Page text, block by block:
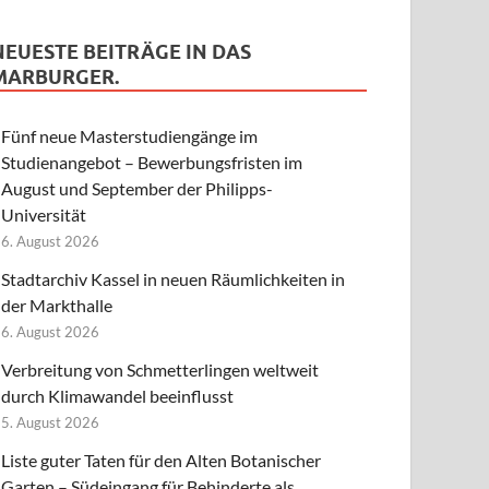
BEITRÄGE IN DAS
Fünf neue Masterstudiengänge im
Studienangebot – Bewerbungsfristen im
August und September der Philipps-
Universität
6. August 2026
Stadtarchiv Kassel in neuen Räumlichkeiten in
der Markthalle
6. August 2026
Verbreitung von Schmetterlingen weltweit
durch Klimawandel beeinflusst
5. August 2026
Liste guter Taten für den Alten Botanischer